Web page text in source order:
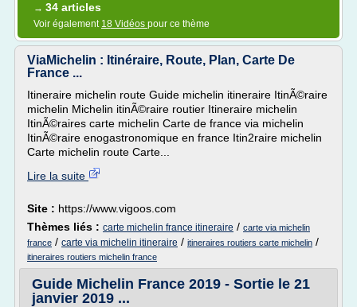
→ 34 articles
Voir également 18 Vidéos pour ce thème
ViaMichelin : Itinéraire, Route, Plan, Carte De
France ...
Itineraire michelin route Guide michelin itineraire ItinÃ©raire
michelin Michelin itinÃ©raire routier Itineraire michelin
ItinÃ©raires carte michelin Carte de france via michelin
ItinÃ©raire enogastronomique en france Itin2raire michelin
Carte michelin route Carte...
Lire la suite
Site : https://www.vigoos.com
Thèmes liés : carte michelin france itineraire / carte via michelin
france / carte via michelin itineraire / itineraires routiers carte michelin /
itineraires routiers michelin france
Guide Michelin France 2019 - Sortie le 21
janvier 2019 ...